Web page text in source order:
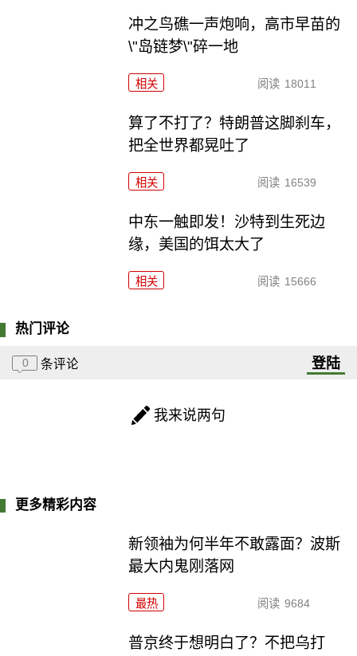
冲之鸟礁一声炮响，高市早苗的
\"岛链梦\"碎一地
相关 阅读 18011
算了不打了？特朗普这脚刹车，
把全世界都晃吐了
相关 阅读 16539
中东一触即发！沙特到生死边
缘，美国的饵太大了
相关 阅读 15666
热门评论
0 条评论 登陆
我来说两句
更多精彩内容
新领袖为何半年不敢露面？波斯
最大内鬼刚落网
最热 阅读 9684
普京终于想明白了？不把乌打